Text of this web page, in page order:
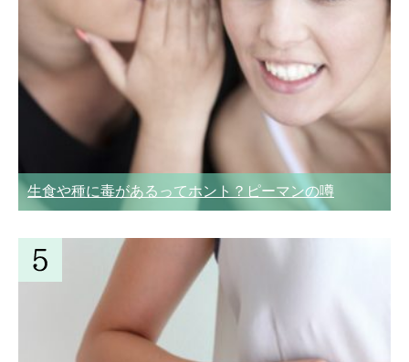
生食や種に毒があるってホント？ピーマンの噂